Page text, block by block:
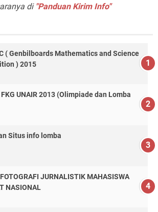
di "Panduan Kirim Info"
( Genbilboards Mathematics and Science
) 2015
UNAIR 2013 (Olimpiade dan Lomba
Situs info lomba
JURNALISTIK MAHASISWA
NASIONAL